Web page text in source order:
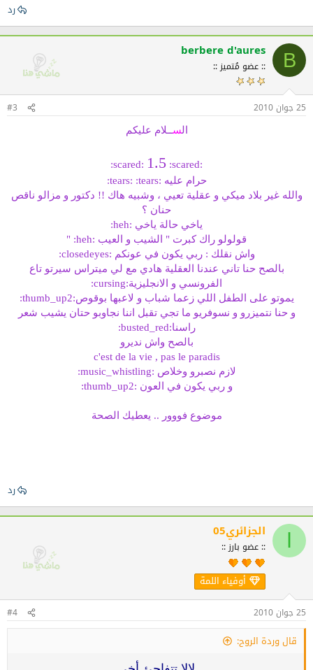
رد
B
berbere d'aures
:: عضو مُتميز ::
25 جوان 2010 #3
الســلام عليكم
:scared:
1.5 :scared:
حرام عليه :tears: :tears:
والله غير بلاد ميكي و عقلية تعيي ، وشبيه هاك !! دكتور و مزالو ناقص
حنان ؟
ياخي حالة ياخي :heh:
قولولو راك كبرت " الشيب و العيب :heh: "
واش نقلك : ربي يكون في عونكم :closedeyes:
بالصح حنا تاني عندنا العقلية هادي مع لي ميتراس سيرتو تاع
الفرونسي و الانجليزية:cursing:
يموتو على الطفل اللي زعما شباب و لاعبها بوقوص:thumb_up2:
و حنا نتميزرو و نسوفريو ما تجي تقبل اننا نجاوبو حتان يشيب شعر
راسنا:busted_red:
بالصح واش نديرو
c'est de la vie , pas le paradis
لازم نصبرو وخلاص :music_whistling:
و ربي يكون في العون :thumb_up2:
موضوع فووور .. يعطيك الصحة
رد
الجزائري05
:: عضو بارز ::
أوفياء اللمة
25 جوان 2010 #4
قال وردة الروح: